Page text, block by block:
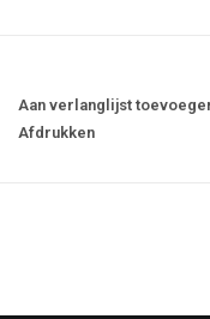
Aan verlanglijst
Afdrukken